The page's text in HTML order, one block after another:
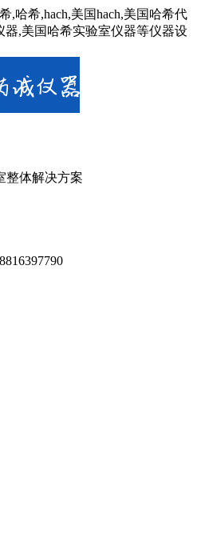
,哈希,hach,美国hach,美国哈希代
,美国哈希实验室仪器等仪器设
整体解决方案